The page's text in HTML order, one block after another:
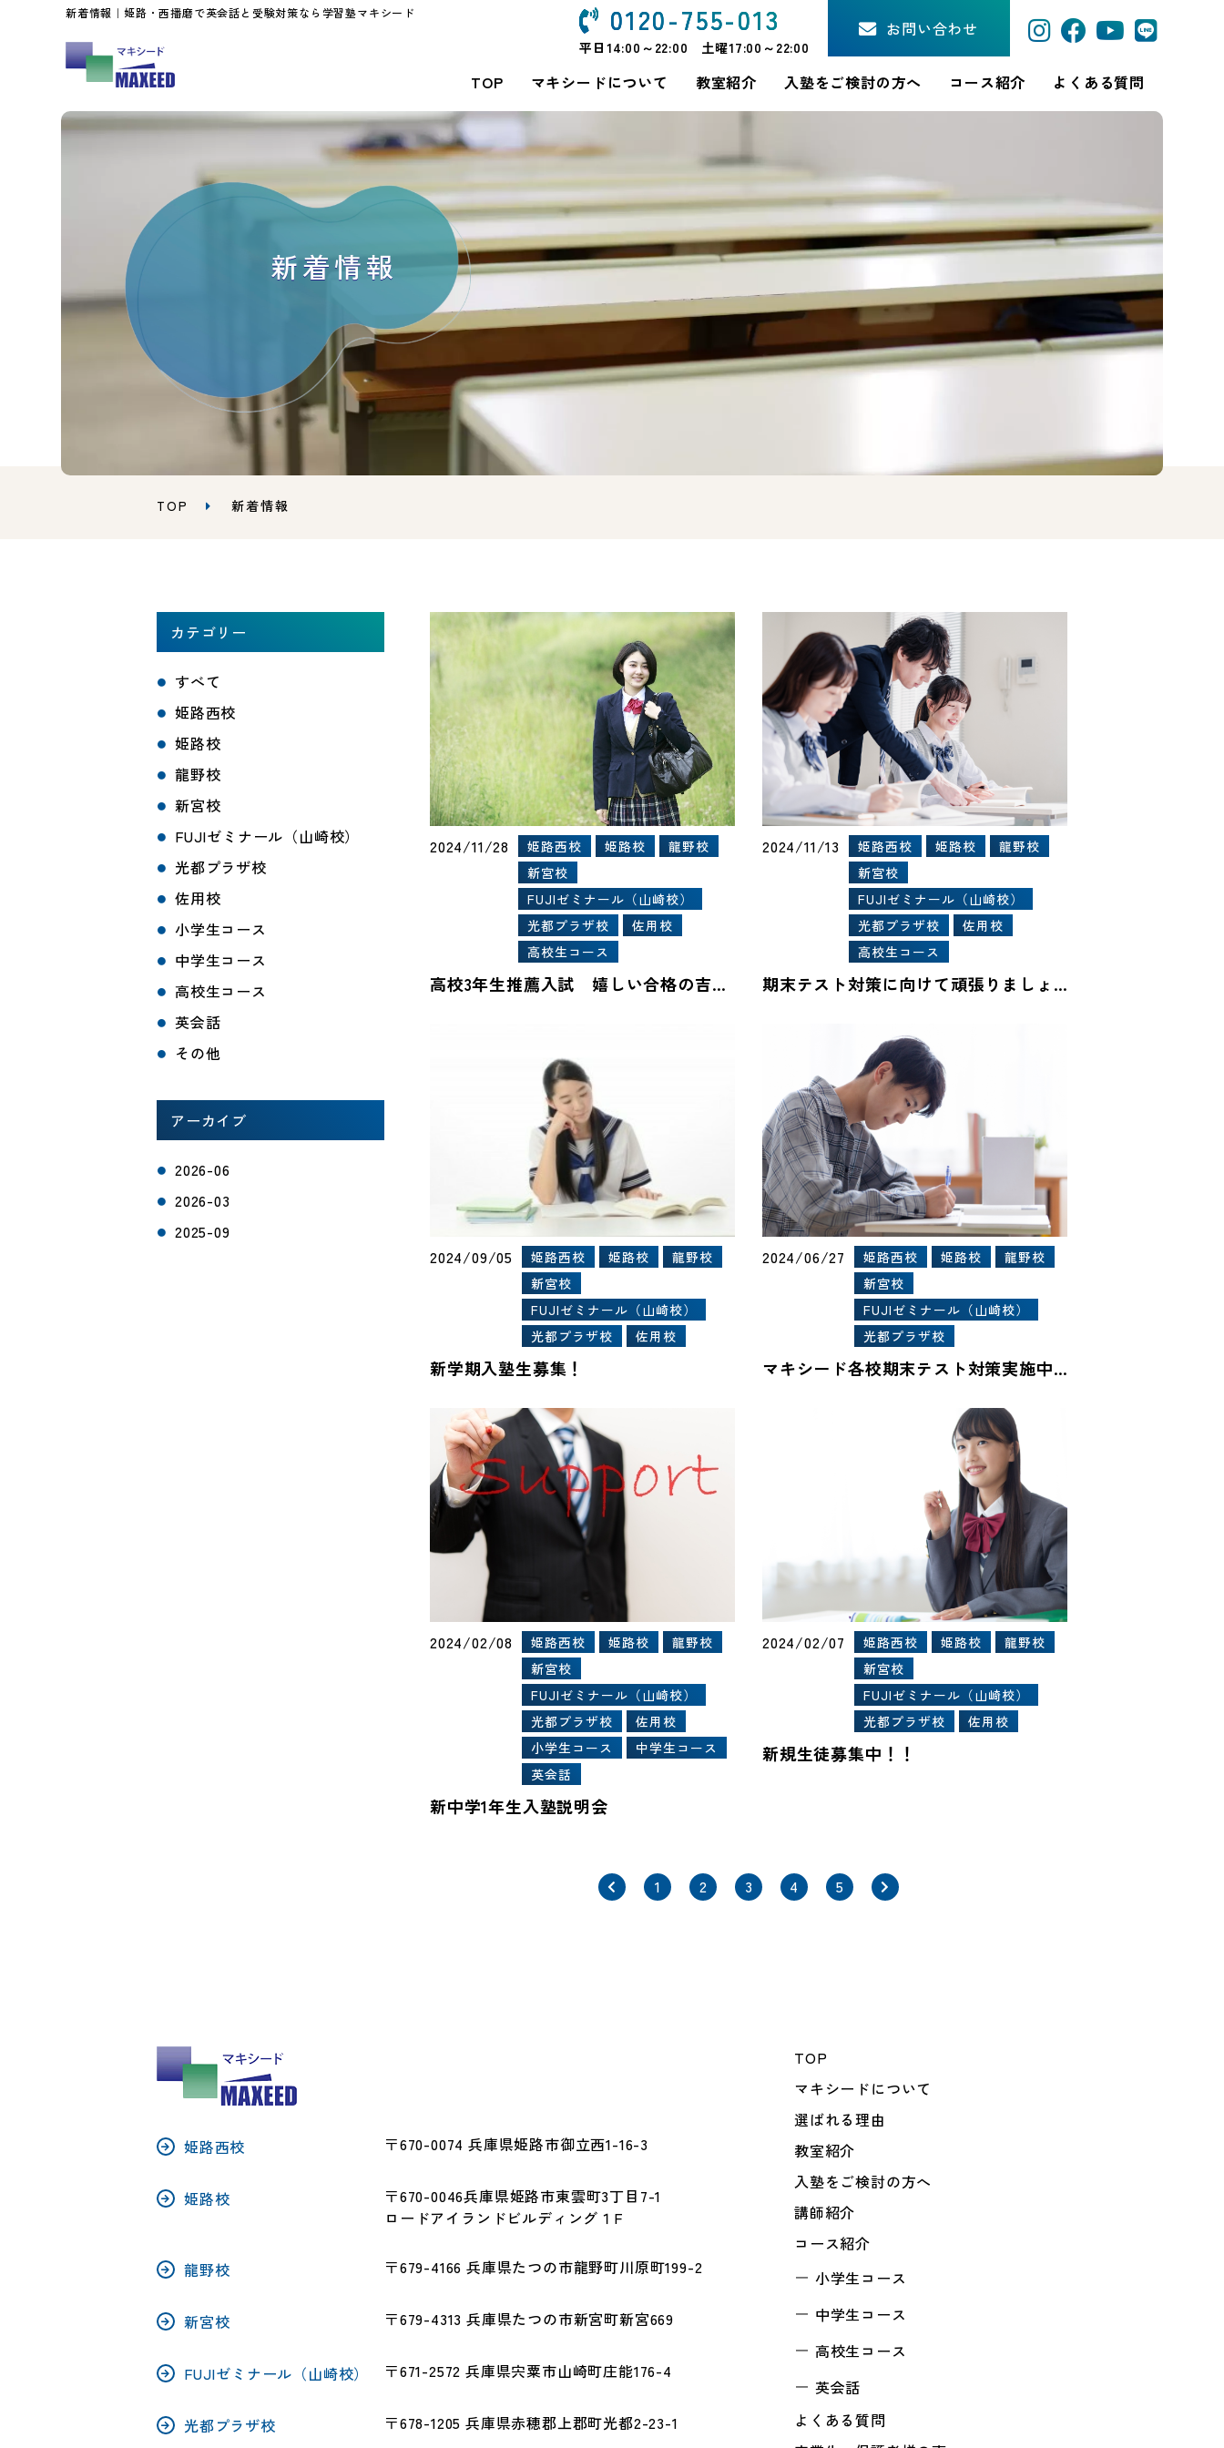
新着情報｜姫路・西播磨で英会話と受験対策なら学習塾マキシード 0120-755-013
平日14:00～22:00 土曜17:00～22:00
お問い合わせ
TOP マキシードについて 教室紹介 入塾をご検討の方へ コース紹介 よくある質問
新着情報
TOP 新着情報
2024/11/28 姫路西校 姫路校
龍野校
新宮校
FUJIゼミナール（山崎校）
光都プラザ校
佐用校
高校生コース
高校3年生推薦入試 嬉しい合格の吉報が届き始めました。
2024/11/13 姫路西校 姫路校
龍野校
新宮校
FUJIゼミナール（山崎校）
光都プラザ校
佐用校
高校生コース
期末テスト対策に向けて頑張りましょう
2024/09/05 姫路西校 姫路校
龍野校
新宮校
FUJIゼミナール（山崎校）
光都プラザ校
佐用校
新学期入塾生募集！
2024/06/27 姫路西校 姫路校
龍野校
新宮校
FUJIゼミナール（山崎校）
光都プラザ校
マキシード各校期末テスト対策実施中！
2024/02/08 姫路西校 姫路校
龍野校
新宮校
FUJIゼミナール（山崎校）
光都プラザ校
佐用校
小学生コース
中学生コース
英会話
新中学1年生入塾説明会
2024/02/07 姫路西校 姫路校
龍野校
新宮校
FUJIゼミナール（山崎校）
光都プラザ校
佐用校
新規生徒募集中！！
1 2 3 4 5
カテゴリー
すべて
姫路西校
姫路校
龍野校
新宮校
FUJIゼミナール（山崎校）
光都プラザ校
佐用校
小学生コース
中学生コース
高校生コース
英会話
その他
アーカイブ
2026-06
2026-03
2025-09
姫路西校 〒670-0074 兵庫県姫路市御立西1-16-3
姫路校
〒670-0046兵庫県姫路市東雲町3丁目7-1
ロードアイランドビルディング１F
龍野校 〒679-4166 兵庫県たつの市龍野町川原町199-2
新宮校 〒679-4313 兵庫県たつの市新宮町新宮669
FUJIゼミナール（山崎校） 〒671-2572 兵庫県宍粟市山崎町庄能176-4
光都プラザ校 〒678-1205 兵庫県赤穂郡上郡町光都2-23-1
TOP
マキシードについて
選ばれる理由
教室紹介
入塾をご検討の方へ
講師紹介
コース紹介
小学生コース
中学生コース
高校生コース
英会話
よくある質問